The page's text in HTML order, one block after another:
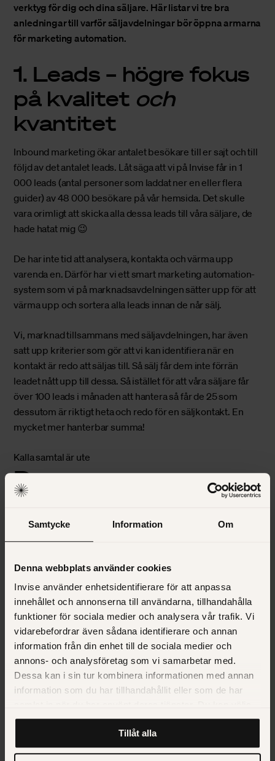
Samtycke Information Om
Denna webbplats använder cookies
Invise använder enhetsidentifierare för att anpassa
innehållet och annonserna till användarna, tillhandahålla
funktioner för sociala medier och analysera vår trafik. Vi
vidarebefordrar även sådana identifierare och annan
information från din enhet till de sociala medier och
annons- och analysföretag som vi samarbetar med.
Dessa kan i sin tur kombinera informationen med annan
information som du har tillhandahållit eller som de har
att klicka på “information” för att välja och justera vilka
cookies som ska sättas. Läs vår
cookies, deras funktion, varför vi använder dem och hur
Tillåt alla
verktyg för dig och dina säljare. Här listar vi tre bra
anledningar till varför säljavdelningar bör öppna armarna
för marketing automation.
1. Leads – högre fokus
på kvalitet och
kvantitet
Inbound marketing ökar antalet besökare till er sajt och till
följd av det antalet leads. Låt säga att vi på Invise får in 1
000 leads (antal personer som laddat ner en eller flera
guider) av 48 000 besökare på vår hemsida. Det skulle
vara orimligt att skicka alla dessa leads till våra säljare, de
hade hatat mig 😉
De har inte tid att analysera, kontakta och värma upp
varenda en. Därför har vi ett smart marketing automation-
system som vi på marknadsavdelningen sätter upp för att
värma upp och sortera alla leads innan de når sälj.
Vi, marknad tillsammans med säljavdelningen, har även
satt upp kriterier som gör att vi kan identifiera när en
kontakt är redo att säljas till. Så sälj får dem inte förrän
leadet nått upp till dessa. Så istället för att våra säljare får
över 100 leads i månaden att hantera så får de 25 som
dessutom är riktigt heta och redo för en säljkontakt. En
mycket mer hanterbar summa!
Kalla samtal är ute
Den nya
försäljningsmodellen
Ladda ner guiden
tid och bättre resultat
En av våra säljare har jobbat med att bearbeta både kalla
och varma leads leads.
Så här beskriver hon skillnaden: ”Det är så otroligt skönt
med varma leads, jag sparar så mycket tid på att sälja på
det sättet och resultatet går inte att jämföra med kall-sälj”.
tack vare att de hon kontaktar redan känner till oss. De är